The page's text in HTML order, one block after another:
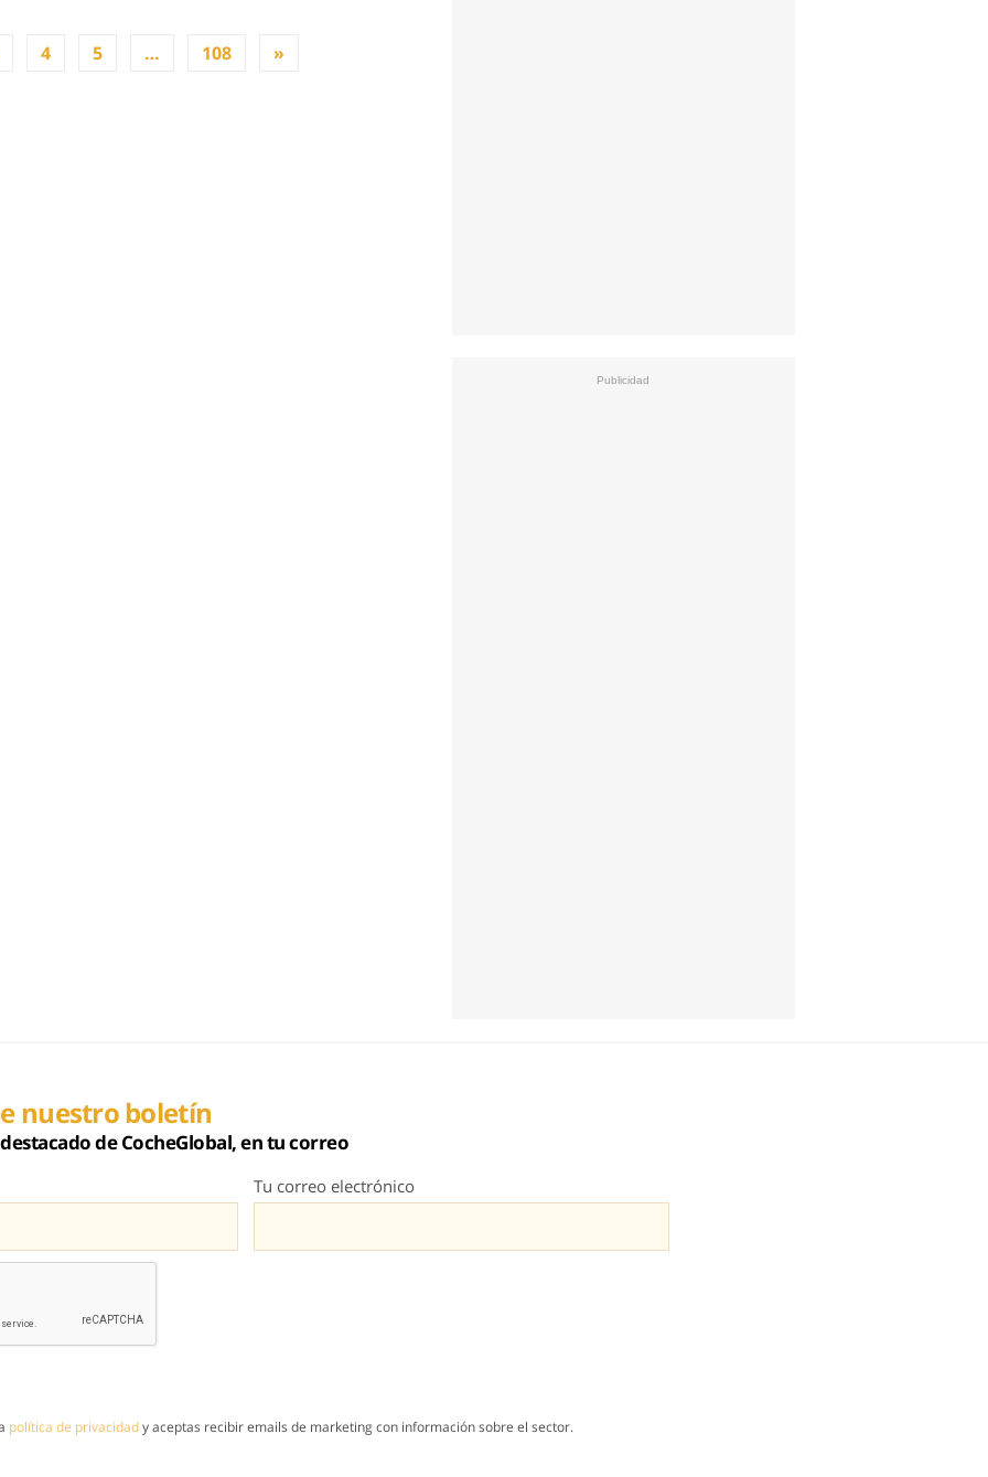
4 5 … 108 »
nuestro boletín
de CocheGlobal, en tu correo
Tu correo electrónico
política de privacidady aceptas recibir emails de marketing con información sobre el sector.